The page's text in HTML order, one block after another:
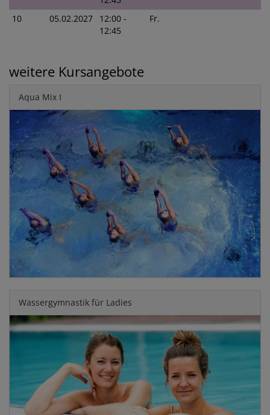
10
05.02.2027
12:00 -
12:45
Fr.
weitere Kursangebote
Aqua Mix I
Wassergymnastik für Ladies